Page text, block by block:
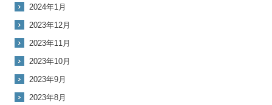
2024年1月
2023年12月
2023年11月
2023年10月
2023年9月
2023年8月